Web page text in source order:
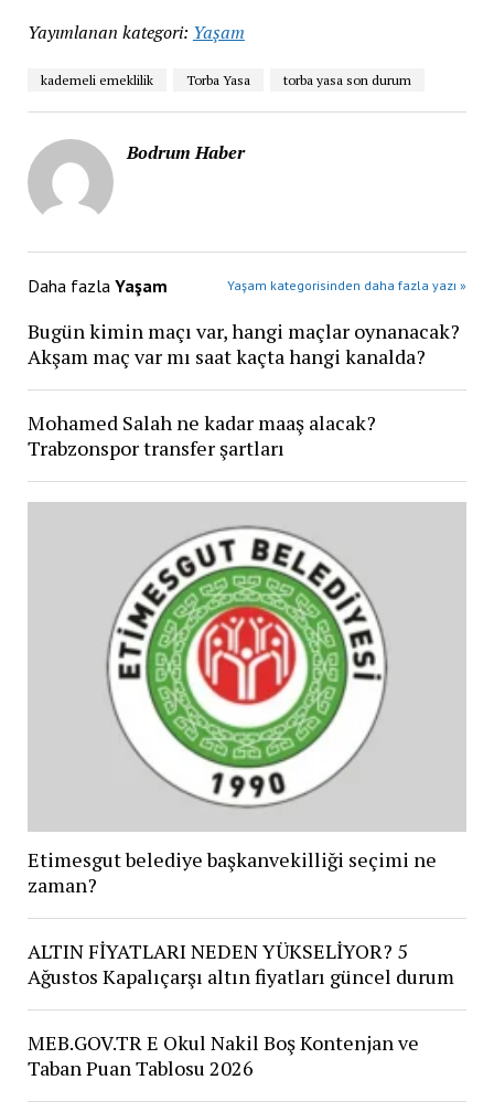
Yayımlanan kategori: Yaşam
kademeli emeklilik Torba Yasa torba yasa son durum
Bodrum Haber
Daha fazla Yaşam Yaşam kategorisinden daha fazla yazı »
Bugün kimin maçı var, hangi maçlar oynanacak?
Akşam maç var mı saat kaçta hangi kanalda?
Mohamed Salah ne kadar maaş alacak?
Trabzonspor transfer şartları
Etimesgut belediye başkanvekilliği seçimi ne
zaman?
ALTIN FİYATLARI NEDEN YÜKSELİYOR? 5
Ağustos Kapalıçarşı altın fiyatları güncel durum
MEB.GOV.TR E Okul Nakil Boş Kontenjan ve
Taban Puan Tablosu 2026